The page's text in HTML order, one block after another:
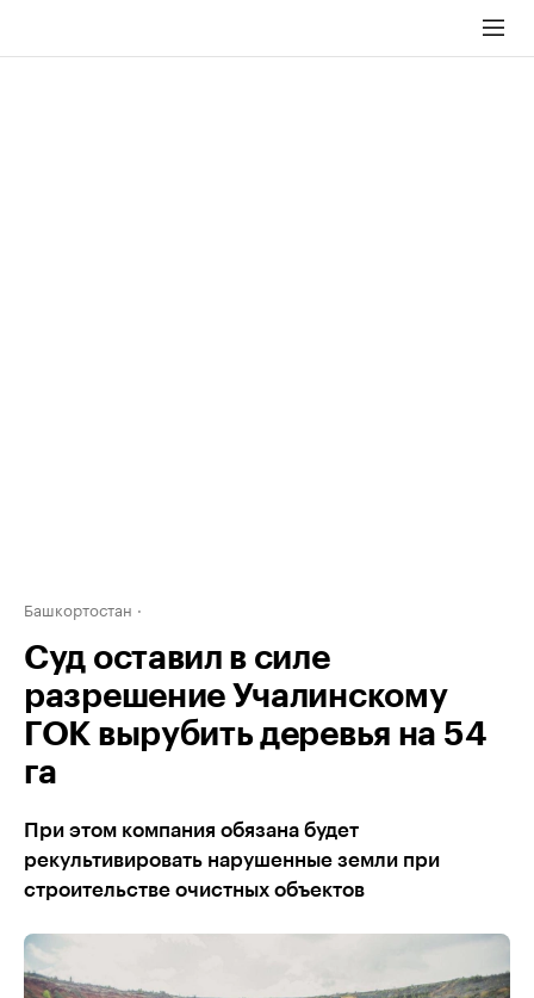
Башкортостан
Суд оставил в силе
разрешение Учалинскому
ГОК вырубить деревья на 54
га
При этом компания обязана будет
рекультивировать нарушенные земли при
строительстве очистных объектов